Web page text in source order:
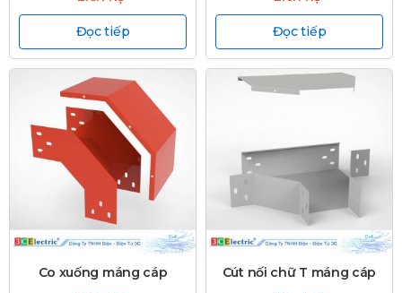
Đọc tiếp Đọc tiếp
Co xuống máng cáp
Cút nối chữ T máng cáp